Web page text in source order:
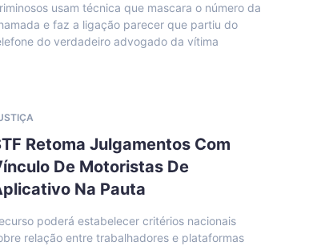
usam técnica que mascara o número da
e faz a ligação parecer que partiu do
do verdadeiro advogado da vítima
Retoma Julgamentos Com
De Motoristas De
Na Pauta
poderá estabelecer critérios nacionais
relação entre trabalhadores e plataformas